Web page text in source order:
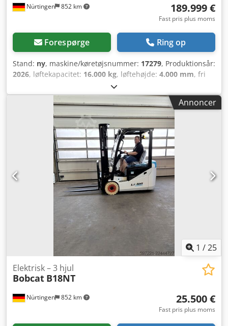
Nürtingen 852 km 189.999 €
Fast pris plus moms
Forespørge Ring op
Stand: ny, maskine/køretøjsnummer: 17279, Produktionsår:
2026, løftekapacitet: 16.000 kg, løftehøjde: 4.000 mm, fri
, lastcentrum:
brændstoftype:diesel, mastetype:triplex, bygningshøjde:
, gaffellængde:2.400 mm, forhjulsdækstørrelse:
12.00-20 100%, bagdækseldimension:12.00-20 100%
samlet vægt:19.300 kg, Udstyr:kabine, 5218640 Crsdpfx
Agszp T Aue Tef Serienummer: FDC0H-5107-00494
Annoncer
1 /25
Nürtingen 852 km
Elektrisk – 3 hjul
Bobcat B18NT
25.500 €
Fast pris plus moms